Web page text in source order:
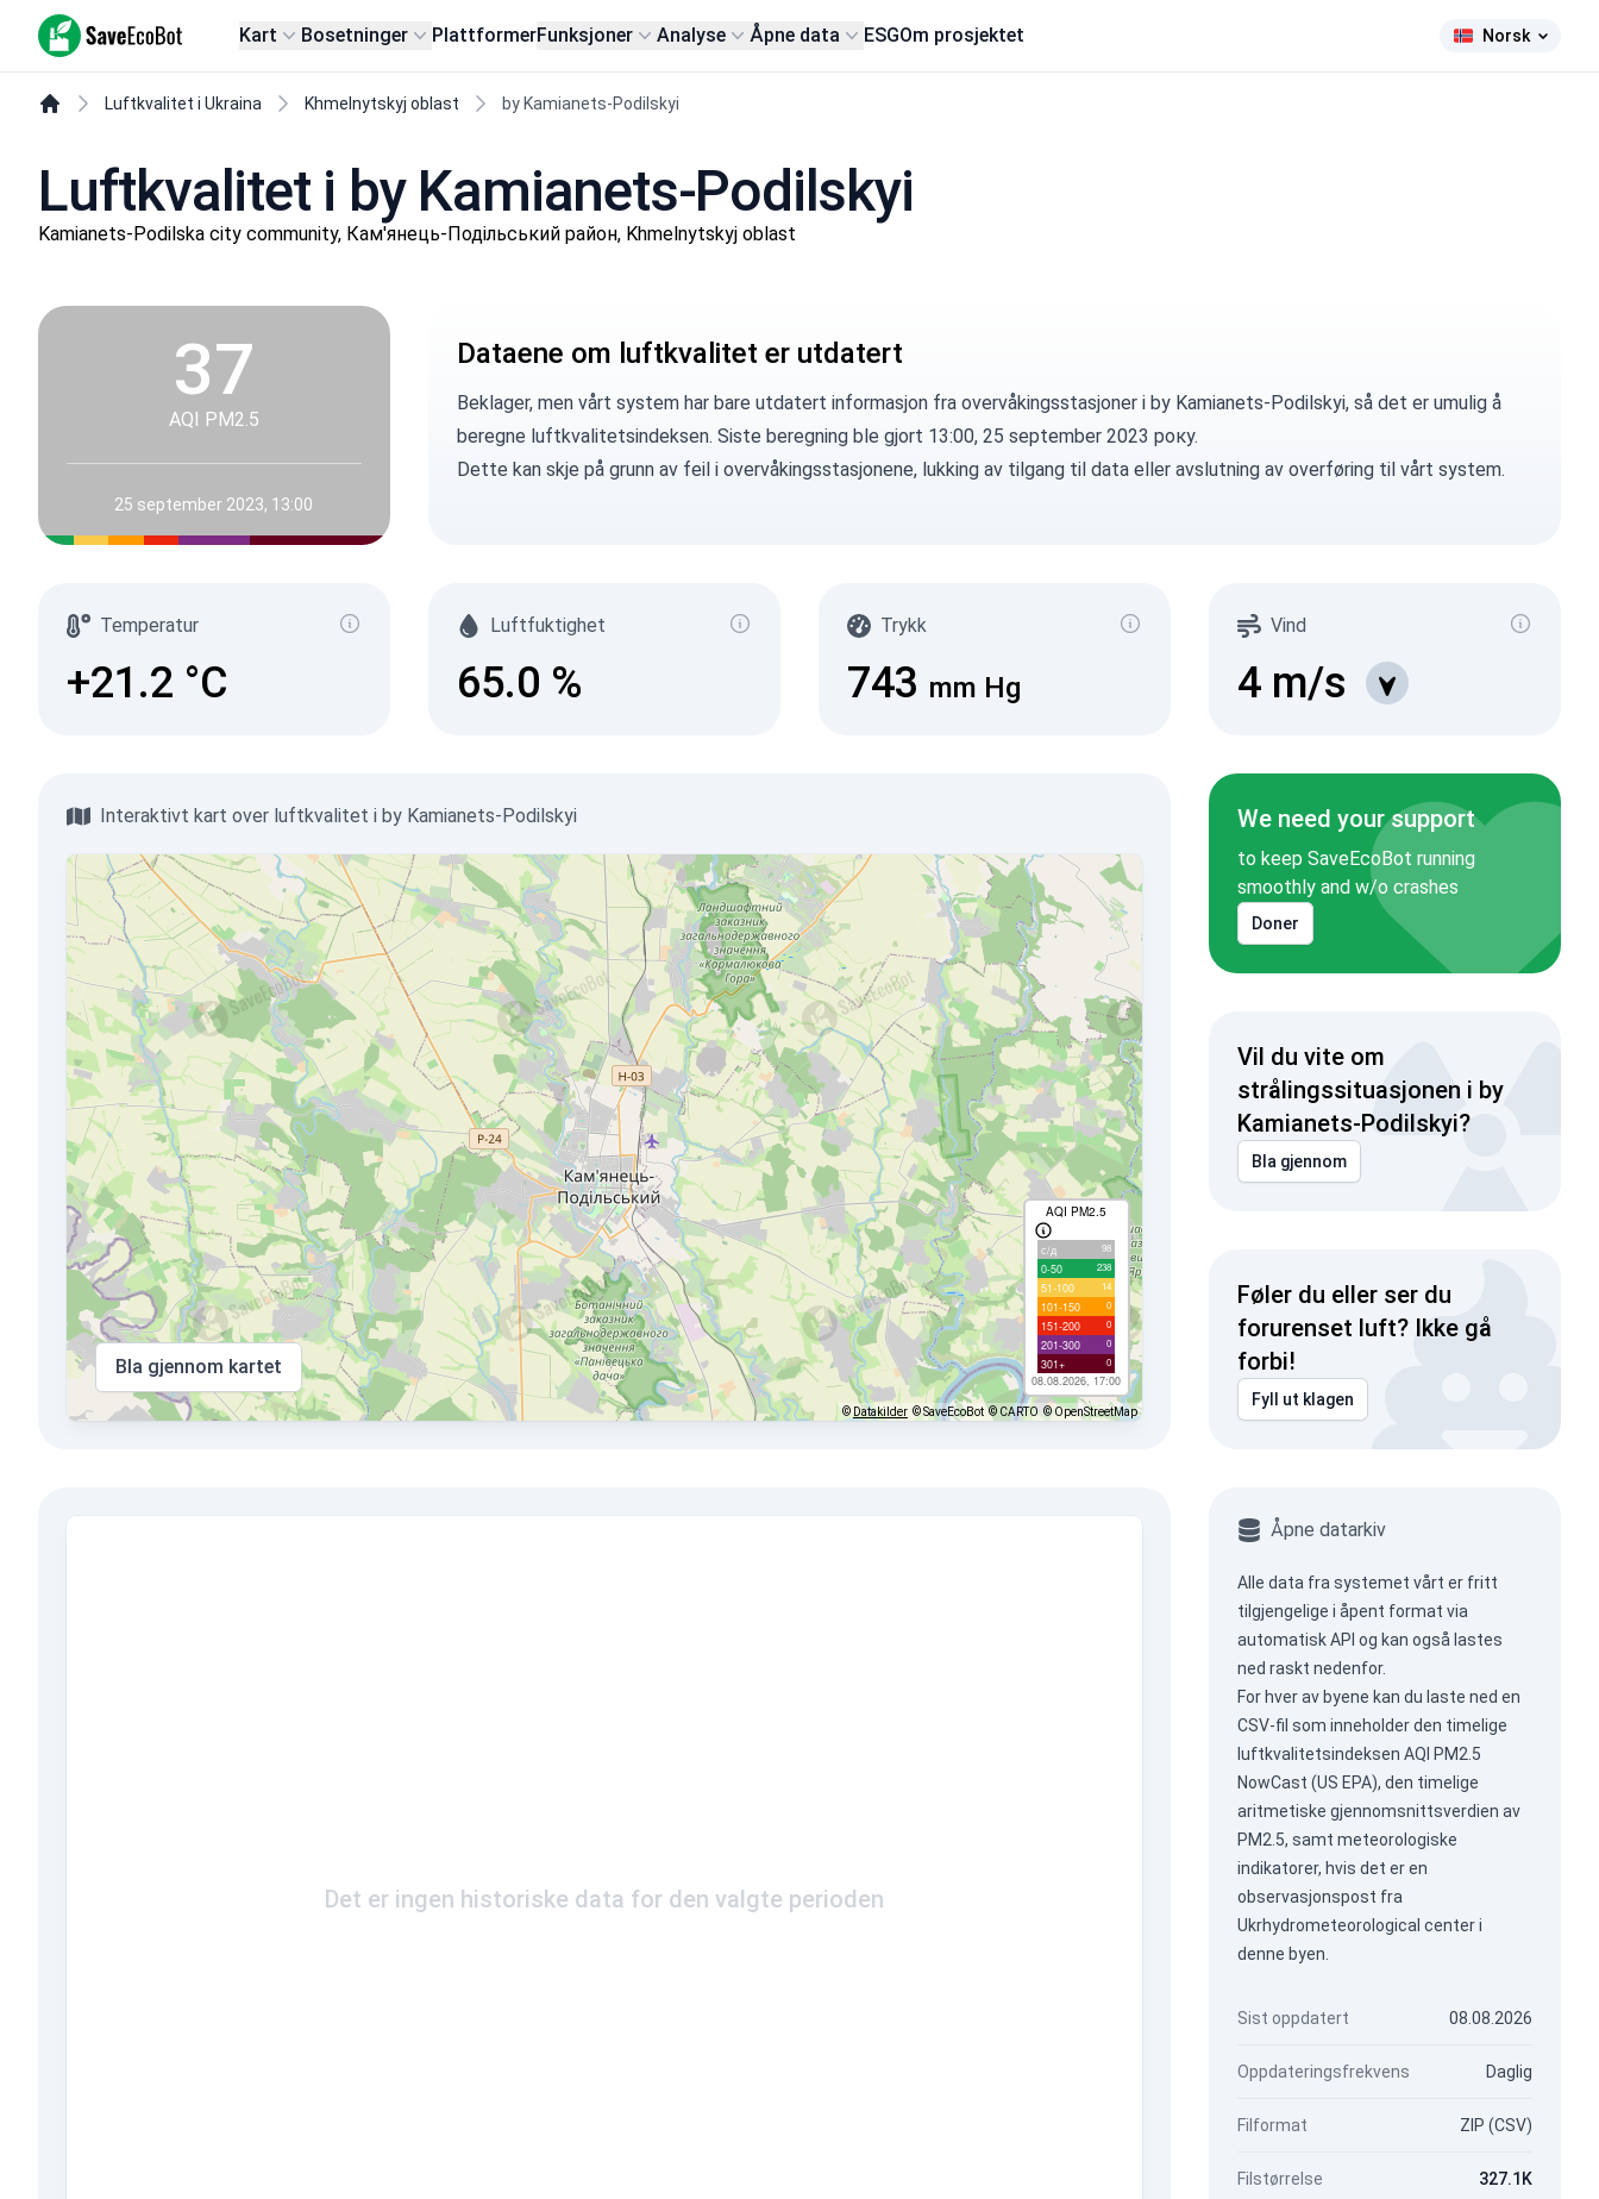
SaveEcoBot Kart Bosetninger PlattformerFunksjoner Analyse Åpne data ESGOm prosjektet Norsk
Luftkvalitet i Ukraina Khmelnytskyj oblast by Kamianets-Podilskyi
Luftkvalitet i by Kamianets-Podilskyi
Kamianets-Podilska city community, Кам'янець-Подільський район, Khmelnytskyj oblast
37
AQI PM2.5
25 september 2023, 13:00
Dataene om luftkvalitet er utdatert
Beklager, men vårt system har bare utdatert informasjon fra overvåkingsstasjoner i by Kamianets-Podilskyi, så det er umulig å
beregne luftkvalitetsindeksen. Siste beregning ble gjort 13:00, 25 september 2023 року.
Dette kan skje på grunn av feil i overvåkingsstasjonene, lukking av tilgang til data eller avslutning av overføring til vårt system.
Temperatur
+21.2 °C
Luftfuktighet
65.0 %
Trykk
743 mm Hg
Vind
4 m/s
Interaktivt kart over luftkvalitet i by Kamianets-Podilskyi
AQI PM2.5
с/д 98
0-50 238
51-100 14
101-150 0
151-200 0
201-300 0
301+ 0
08.08.2026, 17:00
Bla gjennom kartet
© Datakilder © SaveEcoBot © CARTO © OpenStreetMap
We need your support
to keep SaveEcoBot running
smoothly and w/o crashes
Doner
Vil du vite om
strålingssituasjonen i by
Kamianets-Podilskyi?
Bla gjennom
Føler du eller ser du
forurenset luft? Ikke gå
forbi!
Fyll ut klagen
Det er ingen historiske data for den valgte perioden
Åpne datarkiv
Alle data fra systemet vårt er fritt
tilgjengelige i åpent format via
automatisk API og kan også lastes
ned raskt nedenfor.
For hver av byene kan du laste ned en
CSV-fil som inneholder den timelige
luftkvalitetsindeksen AQI PM2.5
NowCast (US EPA), den timelige
aritmetiske gjennomsnittsverdien av
PM2.5, samt meteorologiske
indikatorer, hvis det er en
observasjonspost fra
Ukrhydrometeorological center i
denne byen.
Sist oppdatert 08.08.2026
Oppdateringsfrekvens Daglig
Filformat ZIP (CSV)
Filstørrelse 327.1K